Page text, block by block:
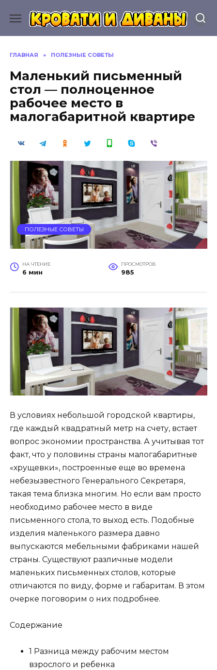
содержанию
ГЛАВНАЯ » ПОЛЕЗНЫЕ СОВЕТЫ
Маленький письменный
стол — полноценное
рабочее место в
малогабаритной квартире
ПОЛЕЗНЫЕ СОВЕТЫ
НА ЧТЕНИЕ
6 мин
ПРОСМОТРОВ
985
В условиях небольшой городской квартиры,
где каждый квадратный метр на счету, встает
вопрос экономии пространства. А учитывая тот
факт, что у половины страны малогабаритные
«хрущевки», построенные еще во времена
небезызвестного Генерального Секретаря,
такая тема близка многим. Но если вам просто
необходимо рабочее место в виде
письменного стола, то выход есть. Подобные
изделия маленького размера давно
выпускаются мебельными фабриками нашей
страны. Существуют различные модели
маленьких письменных столов, которые
отличаются по виду, форме и габаритам. В этом
очерке поговорим о них подробнее.
Содержание
1 Разница между рабочим местом
взрослого и ребенка